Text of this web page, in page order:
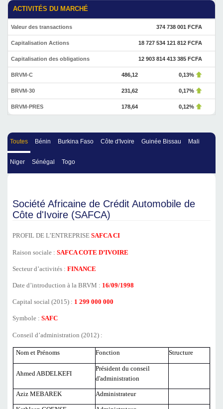
ACTIVITÉS DU MARCHÉ
Valeur des transactions 374 738 001 FCFA
Capitalisation Actions 18 727 534 121 812 FCFA
Capitalisation des obligations 12 903 814 413 385 FCFA
BRVM-C 486,12 0,13%
BRVM-30 231,62 0,17%
BRVM-PRES 178,64 0,12%
Toutes Bénin Burkina Faso Côte d'Ivoire Guinée Bissau Mali
Niger Sénégal Togo
Société Africaine de Crédit Automobile de
Côte d'Ivoire (SAFCA)
PROFIL DE L’ENTREPRISE SAFCA CI
Raison sociale : SAFCA COTE D’IVOIRE
Secteur d’activités : FINANCE
Date d’introduction à la BRVM : 16/09/1998
Capital social (2015) : 1 299 000 000
Symbole : SAFC
Conseil d’administration (2012) :
Nom et Prénoms Fonction Structure
Ahmed ABDELKEFI
Président du conseil
d'administration
Aziz MEBAREK Administrateur